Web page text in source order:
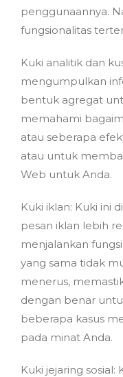
penggunaannya.
fungsionalitas
Kuki analitik dan
mengumpulkan
bentuk agregat
memahami
atau seberapa
atau untuk
Web untuk Anda.
Kuki iklan: Kuki ini
pesan iklan lebih
menjalankan
yang sama tidak
menerus,
dengan benar
beberapa kasus
pada minat Anda.
Kuki jejaring